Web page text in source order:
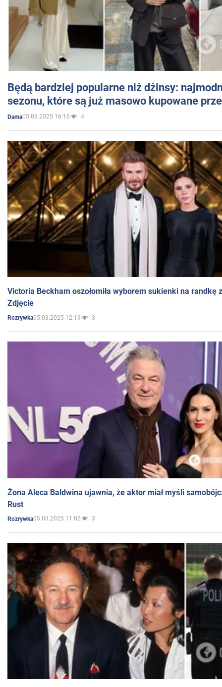
Będą bardziej popularne niż dżinsy:
sezonu, które są już masowo kupowane
Dama05.03.2025 16:16 4
Victoria Beckham oszołomiła wyborem sukienki na randkę
Zdjęcie
Rozrywka05.03.2025 12:19 3
Żona Aleca Baldwina ujawnia, że aktor miał myśli
Rust
Rozrywka05.03.2025 11:02 3